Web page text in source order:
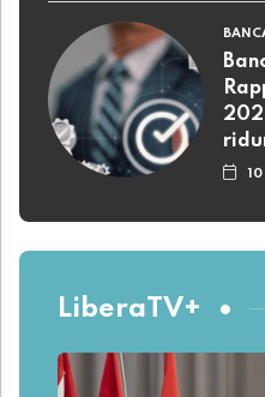
LiberaTV+